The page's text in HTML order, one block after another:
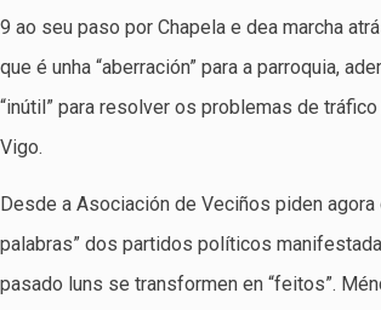
9 ao seu paso por Chapela e dea marcha
que é unha “aberración” para a parroquia,
“inútil” para resolver os problemas de
Vigo.
Desde a Asociación de Veciños piden agora
palabras” dos partidos políticos
pasado luns se transformen en “feitos”.